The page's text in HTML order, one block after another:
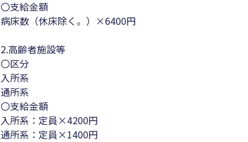
〇支給金額
病床数（休床除く。）×6400円
2.高齢者施設等
〇区分
入所系
通所系
〇支給金額
入所系：定員×4200円
通所系：定員×1400円